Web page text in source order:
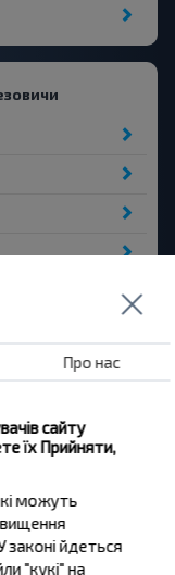
Про нас
сайту
їх Прийняти,
можуть
законі йдеться
"кукі" на